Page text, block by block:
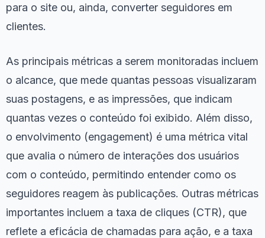
para o site ou, ainda, converter seguidores em
clientes.
As principais métricas a serem monitoradas incluem
o alcance, que mede quantas pessoas visualizaram
suas postagens, e as impressões, que indicam
quantas vezes o conteúdo foi exibido. Além disso,
o envolvimento (engagement) é uma métrica vital
que avalia o número de interações dos usuários
com o conteúdo, permitindo entender como os
seguidores reagem às publicações. Outras métricas
importantes incluem a taxa de cliques (CTR), que
reflete a eficácia de chamadas para ação, e a taxa